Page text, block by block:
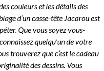
couleurs et les détails des
d’un casse-tête Jacarou est
Que vous soyez vous-
quelqu’un de votre
trouverez que c’est le cadeau
des dessins. Vous